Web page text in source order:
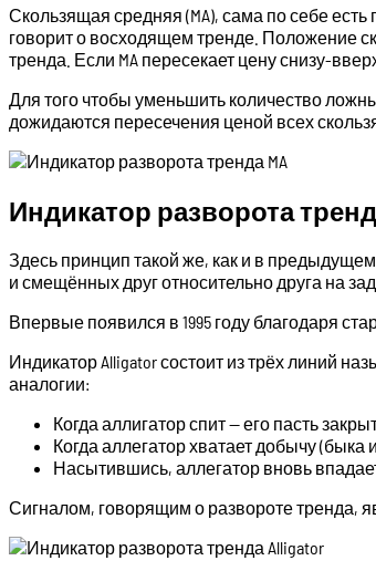
Скользящая средняя (MA), сама по себе
говорит о восходящем тренде. Положение
тренда. Если MA пересекает цену снизу-
Для того чтобы уменьшить количество
дожидаются пересечения ценой всех
Индикатор разворота
Здесь принцип такой же, как и в
и смещённых друг относительно друга на
Впервые появился в 1995 году благодаря
Индикатор Alligator состоит из трёх линий
аналогии:
Когда аллигатор спит — его пасть
Когда аллегатор хватает добычу
Насытившись, аллегатор вновь
Сигналом, говорящим о развороте тренда,